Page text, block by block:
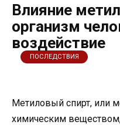
Влияние
организм
воздействие
ПОСЛЕДСТВИЯ
Метиловый спирт, или
химическим